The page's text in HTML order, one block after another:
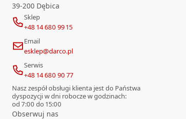
39-200 Dębica
Sklep
+48 14 680 99 15
Email
esklep@darco.pl
Serwis
+48 14 680 90 77
Nasz zespół obsługi klienta jest do Państwa
dyspozycji w dni robocze w godzinach:
od 7:00 do 15:00
Obserwuj nas